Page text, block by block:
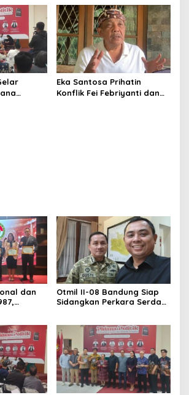
Objektif
Eka Santosa Prihatin
Konflik Fei Febriyanti dan
dan
Otmil II-08 Bandung Siap
Sidangkan Perkara Serda
Cirebon